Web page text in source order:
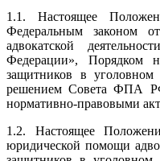
1.1. Настоящее
Федеральным
адвокатской
Федерации», Порядком
защитников в уголовном
решением Совета ФПА
нормативно-правовыми
1.2. Настоящее
юридической помощи